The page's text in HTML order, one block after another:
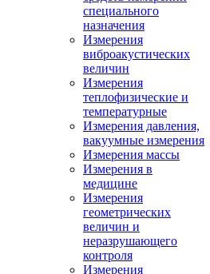
специального
назначения
Измерения
виброакустических
величин
Измерения
теплофизические и
температурные
Измерения давления,
вакуумные измерения
Измерения массы
Измерения в
медицине
Измерения
геометрических
величин и
неразрушающего
контроля
Измерения